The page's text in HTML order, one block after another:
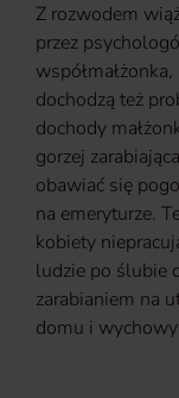
Z rozwodem
przez
dochodzą też
dochody
gorzej
obawiać się
na emeryturze.
kobiety
ludzie po ślubie
zarabianiem na
domu i